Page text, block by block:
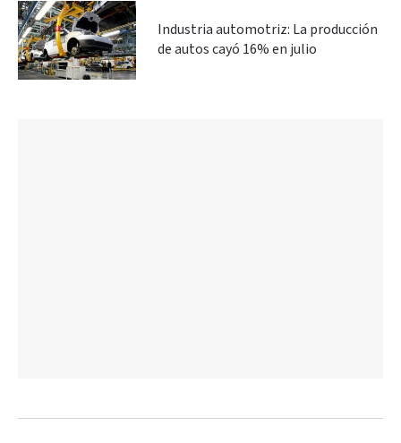
Industria automotriz: La producción
de autos cayó 16% en julio